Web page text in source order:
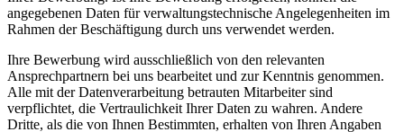
angegebenen Daten für verwaltungstechnische Angelegenheiten im
Rahmen der Beschäftigung durch uns verwendet werden.
Ihre Bewerbung wird ausschließlich von den relevanten
Ansprechpartnern bei uns bearbeitet und zur Kenntnis genommen.
Alle mit der Datenverarbeitung betrauten Mitarbeiter sind
verpflichtet, die Vertraulichkeit Ihrer Daten zu wahren. Andere
Dritte, als die von Ihnen Bestimmten, erhalten von Ihren Angaben